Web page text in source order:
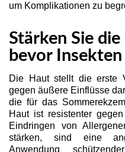
um Komplikationen zu
Stärken Sie
bevor
Die Haut stellt die erste
gegen äußere Einflüsse
die für das
Haut ist resistenter
Eindringen von
stärken, sind eine
Anwendung